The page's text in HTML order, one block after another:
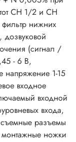
CH 1/2 и CH
нижних
(сигнал /
- 6 В,
напряжение 1-15
входное
входной
входа,
разъемы
монтажные ножки